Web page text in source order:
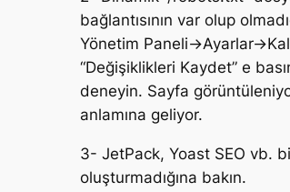
bağlantısının var olup
Yönetim Paneli->Ayarlar-
“Değişiklikleri Kaydet” e
deneyin. Sayfa
anlamına geliyor.
3- JetPack, Yoast SEO vb.
oluşturmadığına bakın.